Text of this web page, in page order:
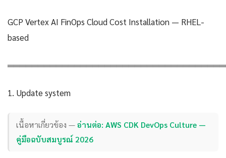
GCP Vertex AI FinOps Cloud Cost Installation — RHEL-
based
1. Update system
เนื้อหาเกี่ยวข้อง —อ่านต่อ: AWS CDK DevOps Culture —
คู่มือฉบับสมบูรณ์ 2026